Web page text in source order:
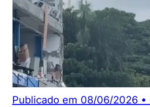
Publicado em 08/06/2026 •